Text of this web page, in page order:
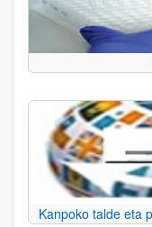
Kanpoko talde eta